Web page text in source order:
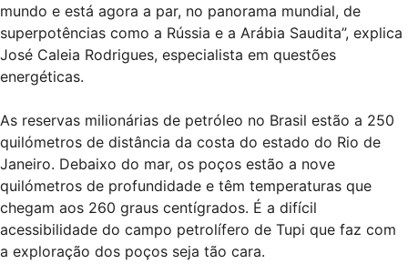
mundo e está agora a par, no panorama mundial, de
superpotências como a Rússia e a Arábia Saudita”, explica
José Caleia Rodrigues, especialista em questões
energéticas.
As reservas milionárias de petróleo no Brasil estão a 250
quilómetros de distância da costa do estado do Rio de
Janeiro. Debaixo do mar, os poços estão a nove
quilómetros de profundidade e têm temperaturas que
chegam aos 260 graus centígrados. É a difícil
acessibilidade do campo petrolífero de Tupi que faz com
a exploração dos poços seja tão cara.